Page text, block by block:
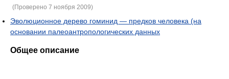
(Проверено 7 ноября 2009)
Эволюционное дерево гоминид — предков человека (на
основании палеоантропологических данных
Общее описание